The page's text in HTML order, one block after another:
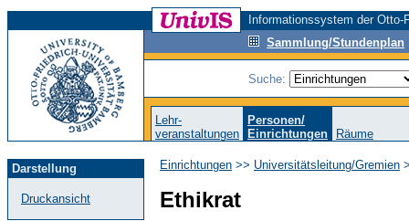
Informationssystem der
Sammlung/Stundenplan
Suche:
Lehr-
veranstaltungen
Personen/
Einrichtungen
Räume
Darstellung
Druckansicht
Einrichtungen >> Universitätsleitung/Gremien
Ethikrat